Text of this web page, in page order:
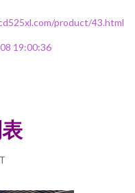
product/43.html
19:00:36